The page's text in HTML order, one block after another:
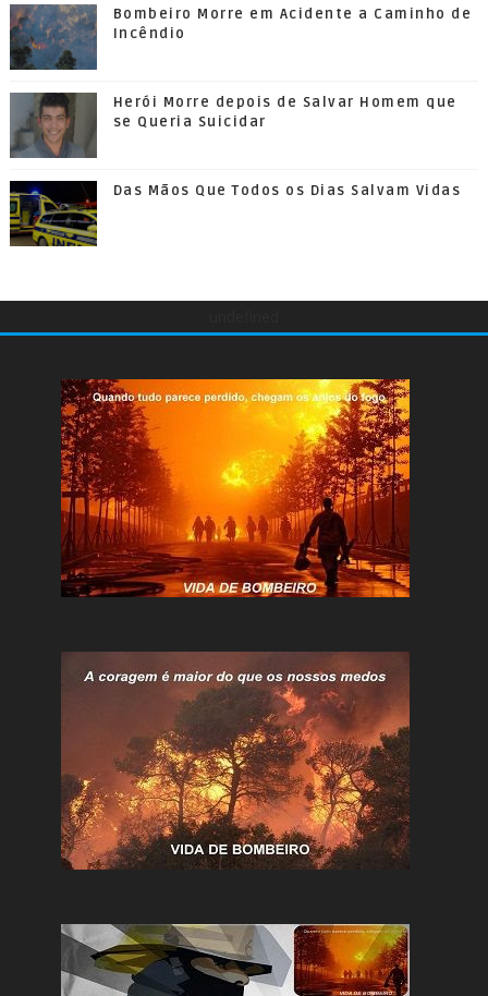
Bombeiro Morre em Acidente a Caminho de
Incêndio
Herói Morre depois de Salvar Homem que
se Queria Suicidar
Das Mãos Que Todos os Dias Salvam Vidas